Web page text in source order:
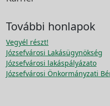
További honlapok
Vegyél részt!
Józsefvárosi Lakásügynökség
Józsefvárosi lakáspályázato
Józsefvárosi Önkormányzati